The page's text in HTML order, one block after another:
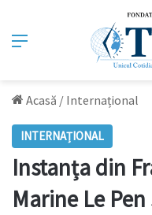
Meniu
Acasă / Internațional
INTERNAȚIONAL
Instanța din
Marine Le